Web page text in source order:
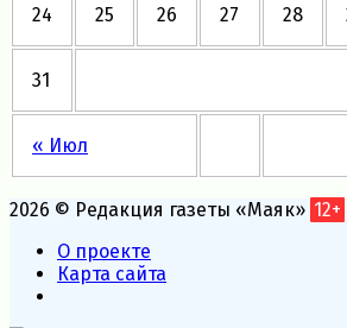
« Июл
24 25 26 27 28
31
2026 © Редакция газеты «Маяк» 12+
О проекте
Карта сайта